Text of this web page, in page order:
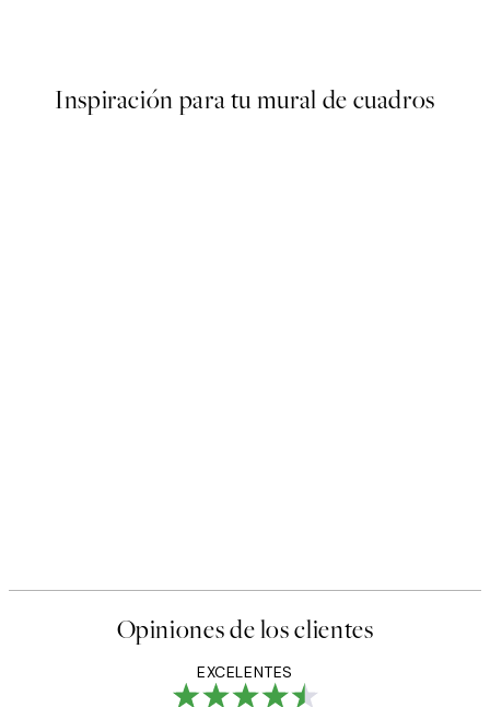
Inspiración para tu mural de cuadros
Opiniones de los clientes
EXCELENTES